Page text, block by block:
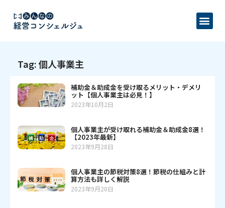
Tag: 個人事業主
補助金＆助成金を受け取るメリット・デメリ
ット【個人事業主は必見！】
2023年10月2日
個人事業主が受け取れる補助金＆助成金8選！
【2023年最新】
2023年9月28日
個人事業主の節税対策8選！節税の仕組みと計
算方法も詳しく解説
2023年9月20日